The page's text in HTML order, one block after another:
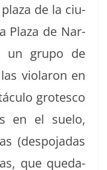
de la ciu­
Plaza de Nar­
un grupo de
vio­laron en
grotesco
en el sue­lo,
(despo­jadas
que qued­a­